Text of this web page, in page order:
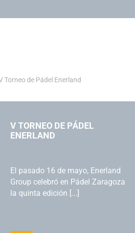
V TORNEO DE PÁDEL
ENERLAND
El pasado 16 de mayo, Enerland
Group celebró en Pádel Zaragoza
la quinta edición [...]